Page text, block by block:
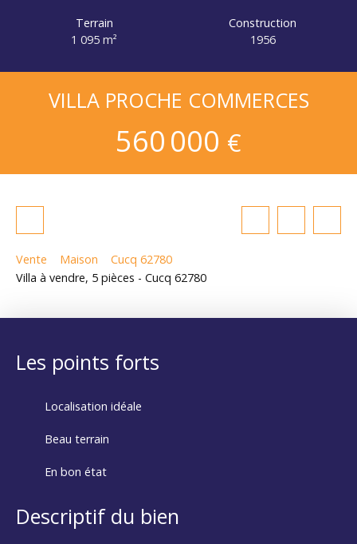
Terrain
1 095m²
Construction
1956
VILLA PROCHE COMMERCES
560 000 €
Vente Maison
Cucq 62780
Villa à vendre, 5 pièces - Cucq 62780
Les points forts
Localisation idéale
Beau terrain
En bon état
Descriptif du bien